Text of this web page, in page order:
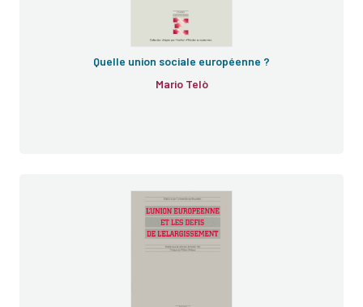
Quelle union sociale européenne ?
Mario Telò